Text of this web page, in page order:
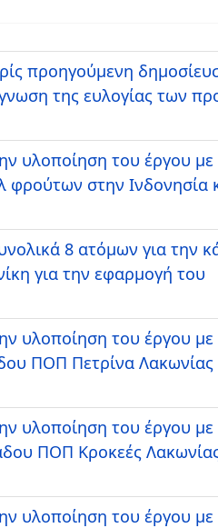
προηγούμενη
της ευλογίας των
υλοποίηση του έργου
στην Ινδονησία
8 ατόμων για την
για την εφαρμογή του
υλοποίηση του έργου
ΠΟΠ Πετρίνα Λακωνίας
υλοποίηση του έργου
ΠΟΠ Κροκεές
υλοποίηση του έργου